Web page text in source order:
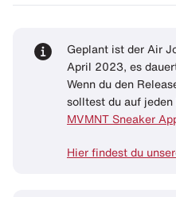
Geplant ist der Air
April 2023, es
Wenn du den
solltest du auf jeden
MVMNT Sneaker
Hier findest du